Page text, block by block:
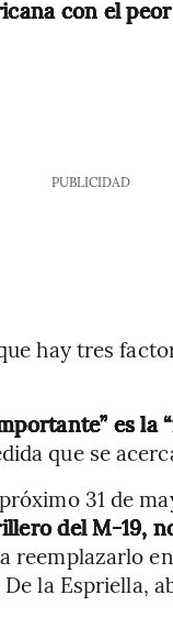
con el
PUBLICIDAD
hay tres
es la
que se
31 de
del M-19,
la Espriella,